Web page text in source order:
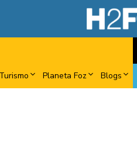
Planeta Foz Blogs